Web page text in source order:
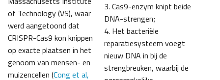
3. Cas9-enzym knipt beide
DNA-strengen;
4. Het bacteriële
reparatiesysteem voegt
nieuw DNA in bij de
strengbreuken, waarbij de
of Technology (VS), waar
werd aangetoond dat
CRISPR-Cas9 kon knippen
op exacte plaatsen in het
genoom van mensen- en
muizencellen (Cong et al,